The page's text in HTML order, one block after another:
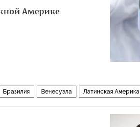
Америке
Бразилия Венесуэла Латинская Америка